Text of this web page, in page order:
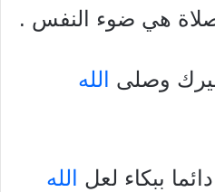
هي ضوء النفس .
الله
الله